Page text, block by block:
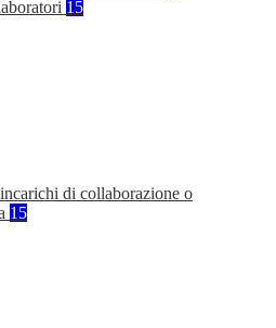
15
di collaborazione o
15